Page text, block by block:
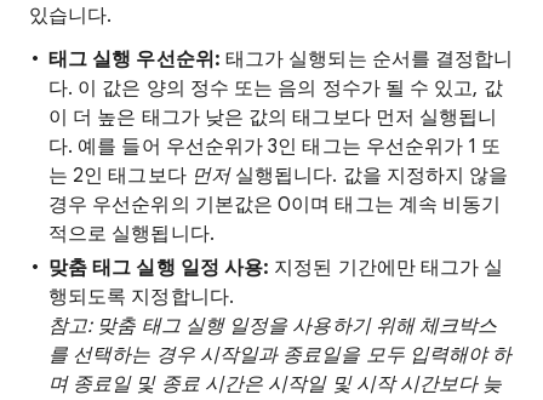
있습니다.
태그 실행 우선순위: 태그가 실행되는 순서를 결정합니
다. 이 값은 양의 정수 또는 음의 정수가 될 수 있고, 값
이 더 높은 태그가 낮은 값의 태그보다 먼저 실행됩니
다. 예를 들어 우선순위가 3인 태그는 우선순위가 1 또
는 2인 태그보다 먼저실행됩니다. 값을 지정하지 않을
경우 우선순위의 기본값은 0이며 태그는 계속 비동기
적으로 실행됩니다.
맞춤 태그 실행 일정 사용: 지정된 기간에만 태그가 실
행되도록 지정합니다.
참고: 맞춤 태그 실행 일정을 사용하기 위해 체크박스
를 선택하는 경우 시작일과 종료일을 모두 입력해야 하
며 종료일 및 종료 시간은 시작일 및 시작 시간보다 늦